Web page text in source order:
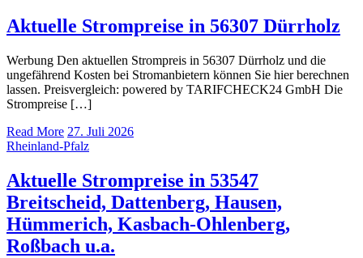
Aktuelle Strompreise in 56307 Dürrholz
Werbung Den aktuellen Strompreis in 56307 Dürrholz und die
ungefährend Kosten bei Stromanbietern können Sie hier berechnen
lassen. Preisvergleich: powered by TARIFCHECK24 GmbH Die
Strompreise […]
Read More 27. Juli 2026
Rheinland-Pfalz
Aktuelle Strompreise in 53547
Breitscheid, Dattenberg, Hausen,
Hümmerich, Kasbach-Ohlenberg,
Roßbach u.a.